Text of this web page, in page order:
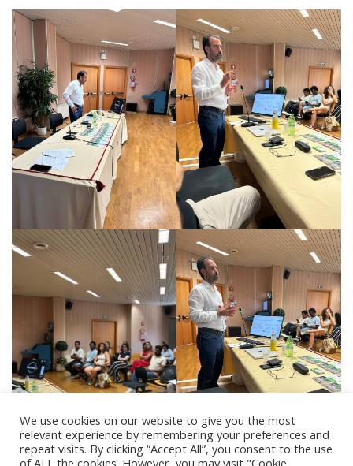
We use cookies on our website to give you the most
relevant experience by remembering your preferences and
repeat visits. By clicking “Accept All”, you consent to the use
of ALL the cookies. However, you may visit "Cookie